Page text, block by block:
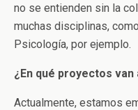
no se entienden sin la
muchas disciplinas,
Psicología, por ejemplo.
¿En qué proyectos
Actualmente, estamos